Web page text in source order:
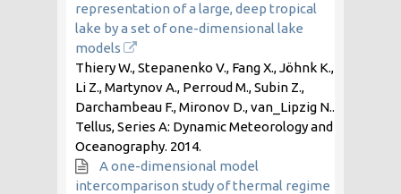
representation of a large, deep tropical
lake by a set of one-dimensional lake
models
Thiery W., Stepanenko V., Fang X., Jöhnk K.,
Li Z., Martynov A., Perroud M., Subin Z.,
Darchambeau F., Mironov D., van_Lipzig N..
Tellus, Series A: Dynamic Meteorology and
Oceanography. 2014.
A one-dimensional model
intercomparison study of thermal regime